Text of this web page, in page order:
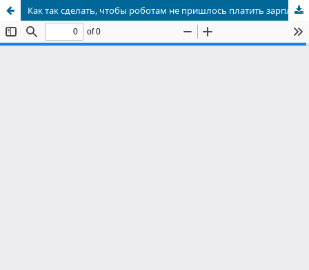
Как так сделать, чтобы роботам не пришлось платить зарплату